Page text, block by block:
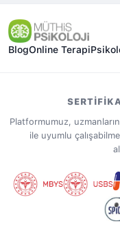
BlogOnline Terapi
Platformumuz,
ile uyumlu